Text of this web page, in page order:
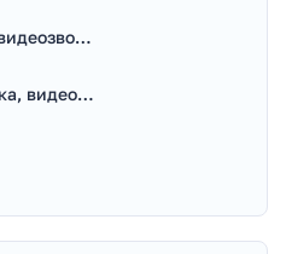
BiP - обмен смс, видеозвонками
ВКонтакте: музыка, видео, чат